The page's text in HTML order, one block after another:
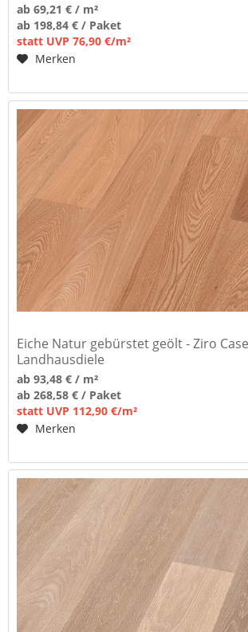
ab 69,21 € / m²
ab 198,84 € / Paket
statt UVP 76,90 €/m²
Merken
Eiche Natur gebürstet geölt - Ziro
Landhausdiele
ab 93,48 € / m²
ab 268,58 € / Paket
statt UVP 112,90 €/m²
Merken